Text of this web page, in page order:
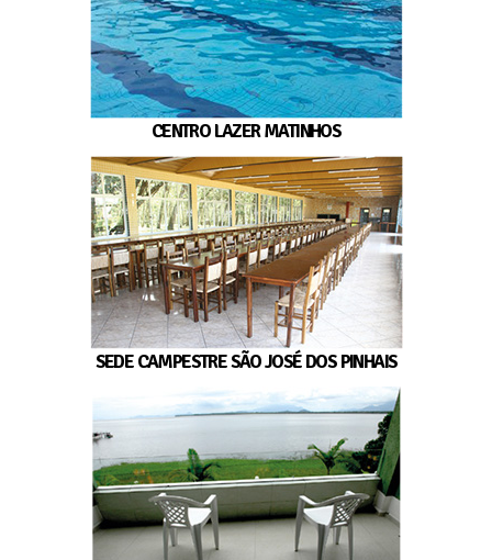
CENTRO LAZER MATINHOS
SEDE CAMPESTRE SÃO JOSÉ DOS PINHAIS